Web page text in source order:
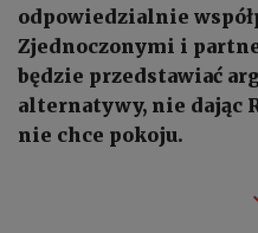
odpowiedzialnie
Zjednoczonymi i
będzie przedstawiać
alternatywy, nie dając
nie chce pokoju.